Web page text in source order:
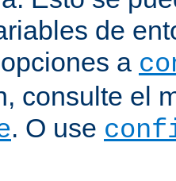
de
a
consulte el
. O use